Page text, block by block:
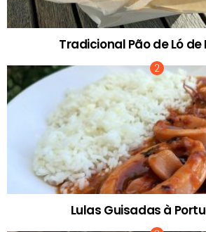
Tradicional Pão de Ló
Lulas Guisadas à